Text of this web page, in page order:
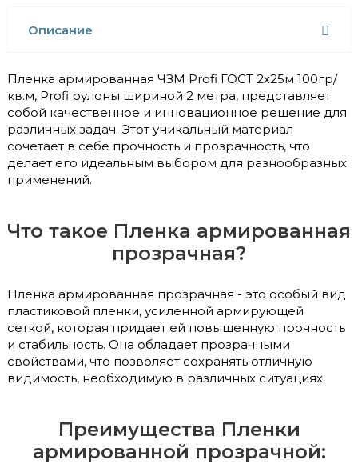
Описание
Пленка армированная ЧЗМ Profi ГОСТ 2х25м 100гр/
кв.м, Profi рулоны шириной 2 метра, представляет
собой качественное и инновационное решение для
различных задач. Этот уникальный материал
сочетает в себе прочность и прозрачность, что
делает его идеальным выбором для разнообразных
применений.
Что такое Пленка армированная
прозрачная?
Пленка армированная прозрачная - это особый вид
пластиковой пленки, усиленной армирующей
сеткой, которая придает ей повышенную прочность
и стабильность. Она обладает прозрачными
свойствами, что позволяет сохранять отличную
видимость, необходимую в различных ситуациях.
Преимущества Пленки
армированной прозрачной: